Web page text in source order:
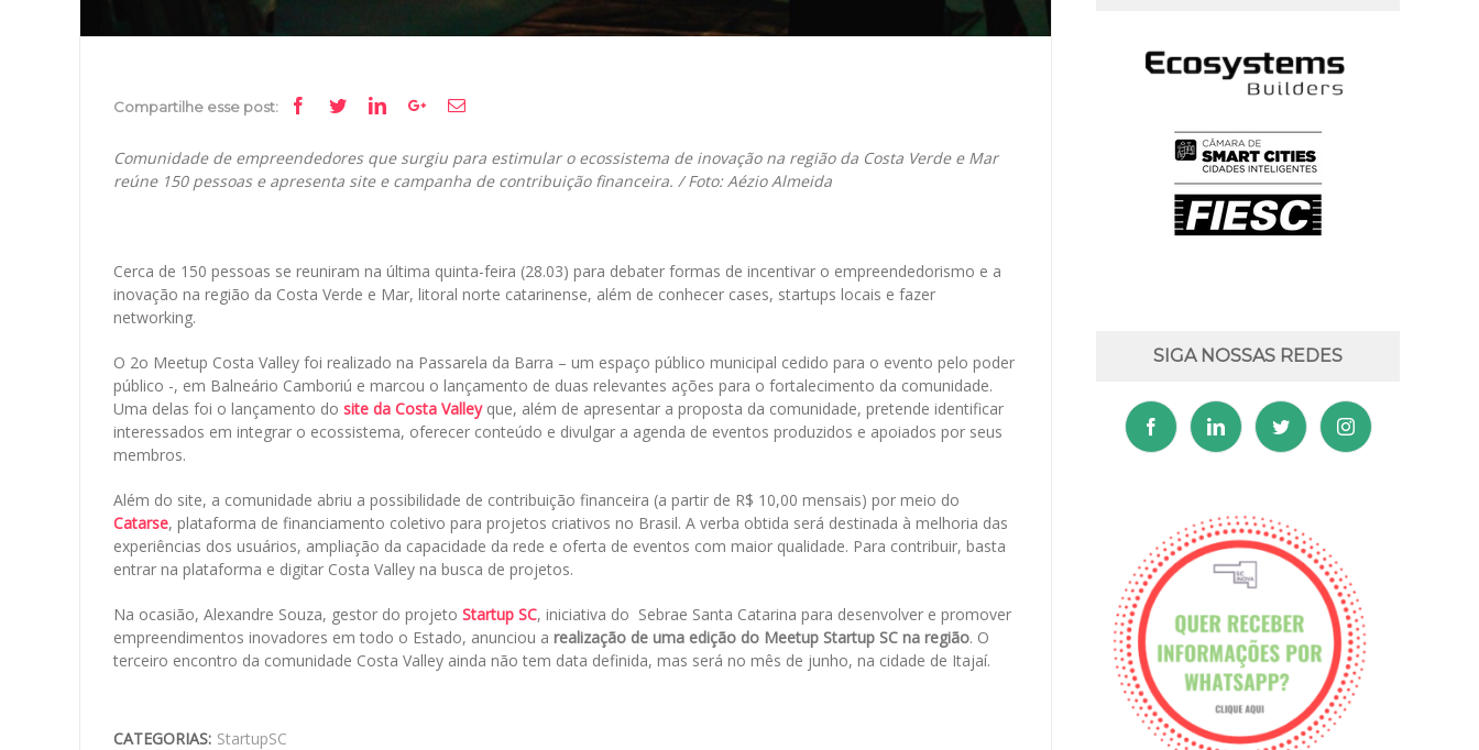
Compartilhe esse post: Facebook
TwitterLinkedinGoogle+Email
Comunidade de empreendedores que surgiu para estimular o ecossistema de inovação na região da Costa Verde e Mar
reúne 150 pessoas e apresenta site e campanha de contribuição financeira. / Foto: Aézio Almeida
Cerca de 150 pessoas se reuniram na última quinta-feira (28.03) para debater formas de incentivar o empreendedorismo e a
inovação na região da Costa Verde e Mar, litoral norte catarinense, além de conhecer cases, startups locais e fazer
networking.
O 2o Meetup Costa Valley foi realizado na Passarela da Barra – um espaço público municipal cedido para o evento pelo poder
público -, em Balneário Camboriú e marcou o lançamento de duas relevantes ações para o fortalecimento da comunidade.
Uma delas foi o lançamento do site da Costa Valley que, além de apresentar a proposta da comunidade, pretende identificar
interessados em integrar o ecossistema, oferecer conteúdo e divulgar a agenda de eventos produzidos e apoiados por seus
membros.
Além do site, a comunidade abriu a possibilidade de contribuição financeira (a partir de R$ 10,00 mensais) por meio do
Catarse, plataforma de financiamento coletivo para projetos criativos no Brasil. A verba obtida será destinada à melhoria das
experiências dos usuários, ampliação da capacidade da rede e oferta de eventos com maior qualidade. Para contribuir, basta
entrar na plataforma e digitar Costa Valley na busca de projetos.
Na ocasião, Alexandre Souza, gestor do projeto Startup SC, iniciativa do Sebrae Santa Catarina para desenvolver e promover
empreendimentos inovadores em todo o Estado, anunciou a realização de uma edição do Meetup Startup SC na região. O
terceiro encontro da comunidade Costa Valley ainda não tem data definida, mas será no mês de junho, na cidade de Itajaí.
CATEGORIAS: StartupSC
SIGA NOSSAS REDES